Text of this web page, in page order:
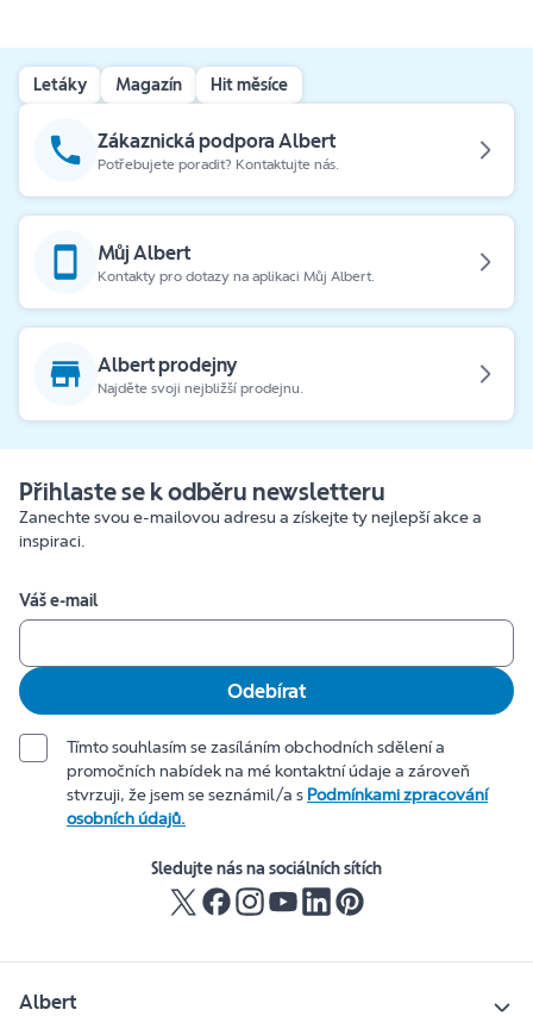
Letáky Magazín Hit měsíce
Zákaznická podpora Albert
Potřebujete poradit? Kontaktujte nás.
Můj Albert
Kontakty pro dotazy na aplikaci Můj Albert.
Albert prodejny
Najděte svoji nejbližší prodejnu.
Přihlaste se k odběru newsletteru
Zanechte svou e-mailovou adresu a získejte ty nejlepší akce a
inspiraci.
Váš e-mail
Odebírat
Tímto souhlasím se zasíláním obchodních sdělení a
promočních nabídek na mé kontaktní údaje a zároveň
stvrzuji, že jsem se seznámil/a s Podmínkami zpracování
osobních údajů.
Sledujte nás na sociálních sítích
Albert